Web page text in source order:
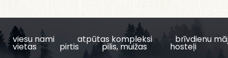
viesu nami atpūtas kompleksi brīvdienu
vietas pirtis pilis, muižas hosteļi